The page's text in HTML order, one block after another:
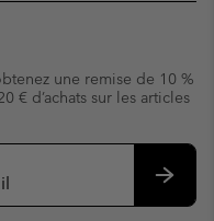
une remise de 10 %
€ d’achats sur les articles